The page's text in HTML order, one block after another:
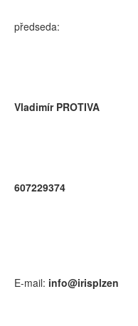
předseda:
Vladimír PROTIVA
607229374
E-mail: info@irisplzen